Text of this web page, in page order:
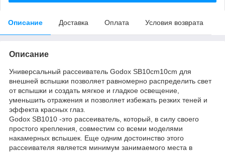
Описание Доставка Оплата Условия возврата
Описание
Универсальный рассеиватель Godox SB10cm10cm для
внешней вспышки позволяет равномерно распределить свет
от вспышки и создать мягкое и гладкое освещение,
уменьшить отражения и позволяет избежать резких теней и
эффекта красных глаз.
Godox SB1010 -это рассеиватель, который, в силу своего
простого крепления, совместим со всеми моделями
накамерных вспышек. Еще одним достоинство этого
рассеивателя является минимум занимаемого места в